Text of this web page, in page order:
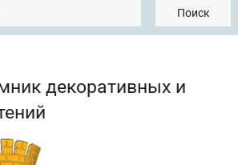
Поиск
декоративных и